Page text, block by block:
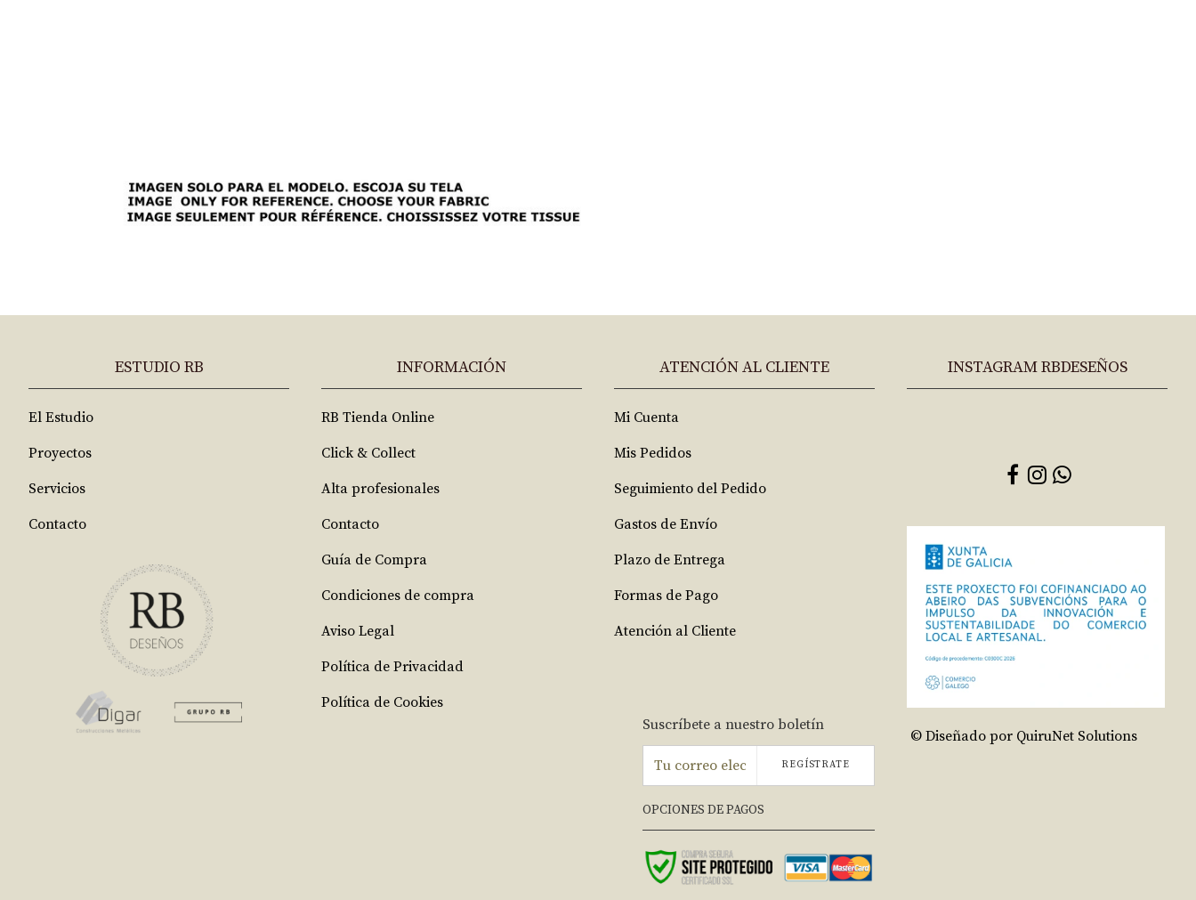
ESTUDIO RB
El Estudio
Proyectos
Servicios
Contacto
INFORMACIÓN
RB Tienda Online
Click & Collect
Alta profesionales
Contacto
Guía de Compra
Condiciones de compra
Aviso Legal
Política de Privacidad
Política de Cookies
ATENCIÓN AL CLIENTE
Mi Cuenta
Mis Pedidos
Seguimiento del Pedido
Gastos de Envío
Plazo de Entrega
Formas de Pago
Atención al Cliente
Suscríbete a nuestro boletín
REGÍSTRATE
OPCIONES DE PAGOS
INSTAGRAM RBDESEÑOS
© Diseñado por QuiruNet Solutions